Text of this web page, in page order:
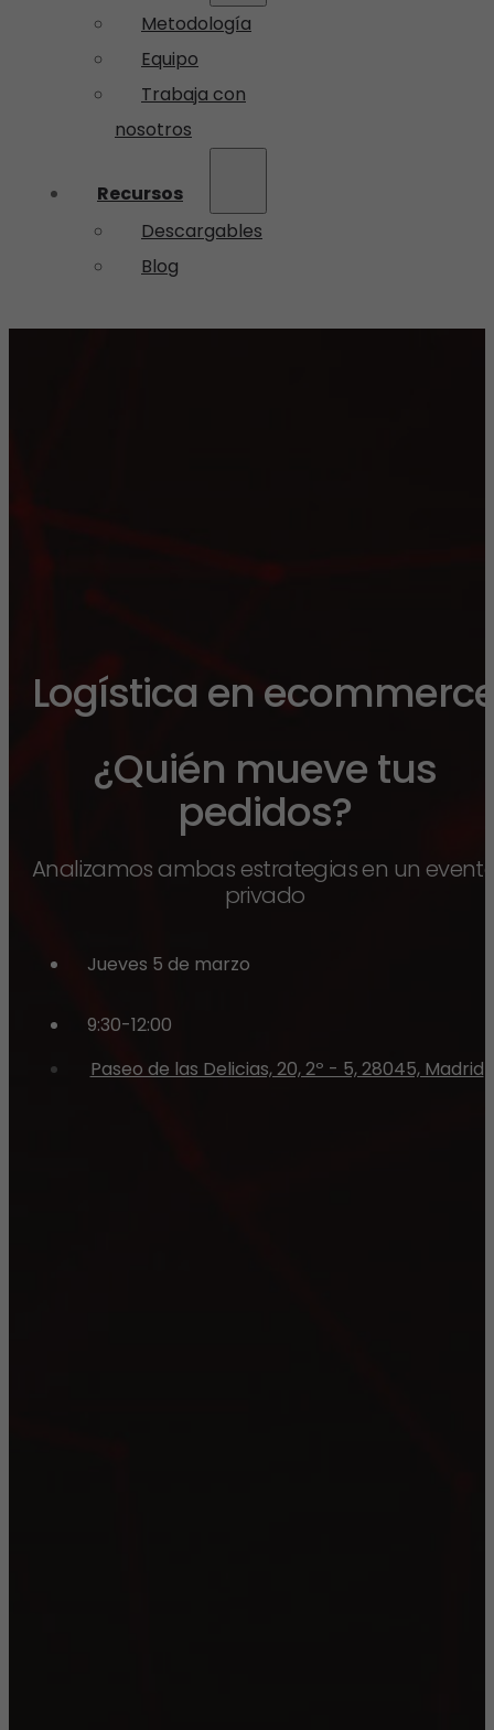
Metodología
Equipo
Trabaja con
nosotros
Recursos
Descargables
Blog
Logística en
¿Quién mueve tus
pedidos?
Analizamos ambas estrategias en un
privado
Jueves 5 de marzo
9:30-12:00
Paseo de las Delicias, 20, 2º - 5, 28045, Madrid